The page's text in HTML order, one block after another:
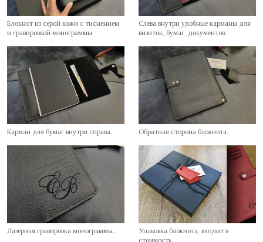
Блокнот из серой кожи с тиснением
и гравировкой монограммы.
Слева внутри удобные карманы для
визиток, бумаг, документов.
Карман для бумаг внутри справа. Обратная сторона блокнота.
Лазерная гравировка монограммы.
Упаковка блокнота, входит в
стоимость.